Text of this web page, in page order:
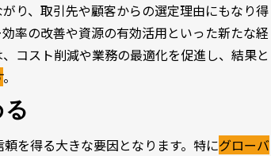
がり、取引先や顧客からの選定理由にもなり得
率の改善や資源の有効活用といった新たな経
コスト削減や業務の最適化を促進し、結果と
。
を得る大きな要因となります。特にグローバ